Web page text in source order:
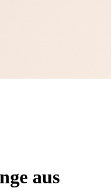
aus